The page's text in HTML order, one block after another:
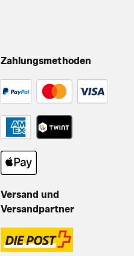
Zahlungsmethoden
Versand und
Versandpartner